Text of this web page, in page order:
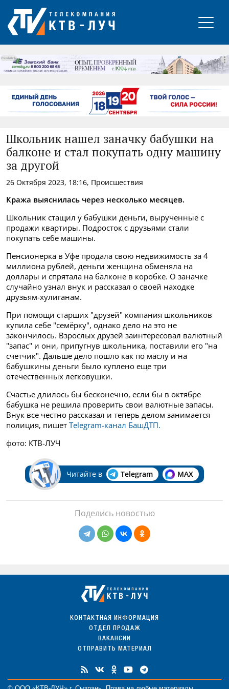
РЕКЛАМА
Школьник нашел заначку бабушки на
балконе и стал покупать одну машину
за другой
26 Октября 2023, 18:16, Происшествия
Кража выяснилась через несколько месяцев.
Школьник стащил у бабушки деньги, вырученные с
продажи квартиры. Подросток с друзьями стали
покупать себе машины.
Пенсионерка в Уфе продала свою недвижимость за 4
миллиона рублей, деньги женщина обменяла на
доллары и спрятала на балконе в коробке. О заначке
случайно узнал внук и рассказал о своей находке
друзьям-хулиганам.
При помощи старших "друзей" компания школьников
купила себе "семёрку", однако дело на это не
закончилось. Взрослых друзей заинтересовал валютный
"запас" и они, припугнув школьника, поставили его "на
счетчик". Дальше дело пошло как по маслу и на
бабушкины деньги было куплено еще три
отечественных легковушки.
Счастье длилось бы бесконечно, если бы в октябре
бабушка не решила проверить свои валютные запасы.
Внук все честно рассказал и теперь делом занимается
полиция, пишет Telegram-канал БашДТП.
фото: КТВ-ЛУЧ
Читайте в Telegram MAX
Поделись новостью
КОНТАКТНАЯ ИНФОРМАЦИЯ
ОТДЕЛ ПРОДАЖ
ВАКАНСИИ
ОТПРАВИТЬ МАТЕРИАЛ